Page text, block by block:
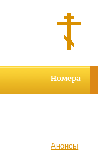
Номера
Анонсы